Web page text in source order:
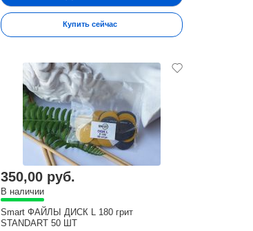
Купить сейчас
350,00 руб.
В наличии
Smart ФАЙЛЫ ДИСК L 180 грит
STANDART 50 ШТ